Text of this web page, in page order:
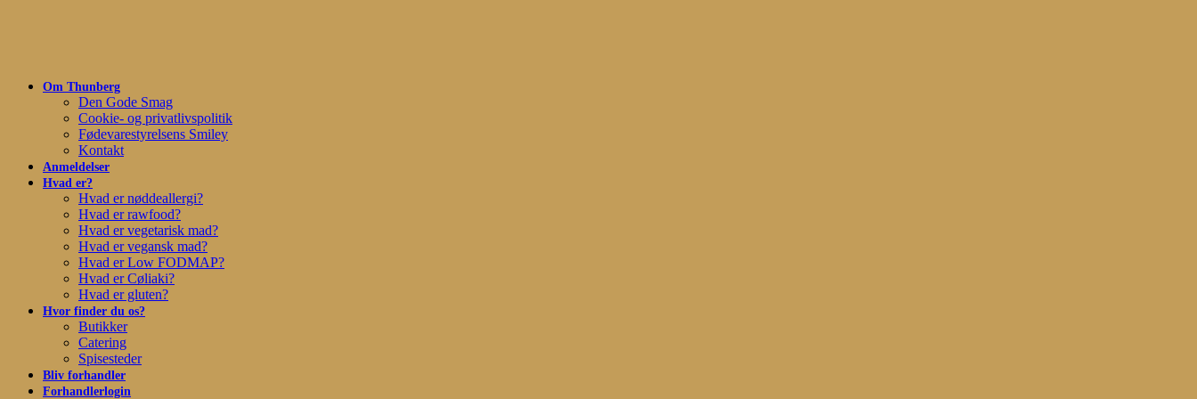
Om Thunberg
Den Gode Smag
Cookie- og privatlivspolitik
Fødevarestyrelsens Smiley
Kontakt
Anmeldelser
Hvad er?
Hvad er nøddeallergi?
Hvad er rawfood?
Hvad er vegetarisk mad?
Hvad er vegansk mad?
Hvad er Low FODMAP?
Hvad er Cøliaki?
Hvad er gluten?
Hvor finder du os?
Butikker
Catering
Spisesteder
Bliv forhandler
Forhandlerlogin